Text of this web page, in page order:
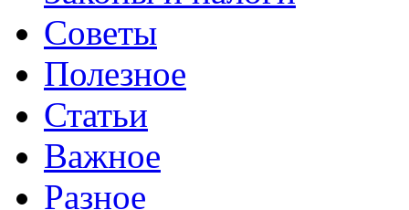
Советы
Полезное
Статьи
Важное
Разное